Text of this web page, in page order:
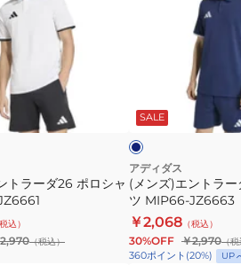
トラーダ26 ポロシャ
税込）
（税込）
ダ
26
ポ
ロ
シ
ャ
ツ
SALE
ネ
ビ
ー
アディダス
(メンズ)エントラ
ツ MIP66-JZ6663
￥2,068 （税込）
30%OFF ￥2,970（
360ポイント (20%) UP
クト